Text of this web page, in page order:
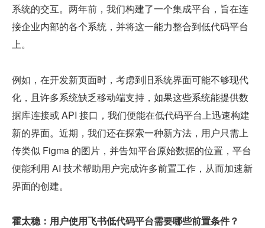
系统的交互。两年前，我们构建了一个集成平台，旨在连
接企业内部的各个系统，并将这一能力整合到低代码平台
上。
例如，在开发新页面时，考虑到旧系统界面可能不够现代
化，且许多系统缺乏移动端支持，如果这些系统能提供数
据库连接或 API 接口，我们便能在低代码平台上迅速构建
新的界面。近期，我们还在探索一种新方法，用户只需上
传类似 Figma 的图片，并告知平台原始数据的位置，平台
便能利用 AI 技术帮助用户完成许多前置工作，从而加速新
界面的创建。
霍太稳：用户使用飞书低代码平台需要哪些前置条件？